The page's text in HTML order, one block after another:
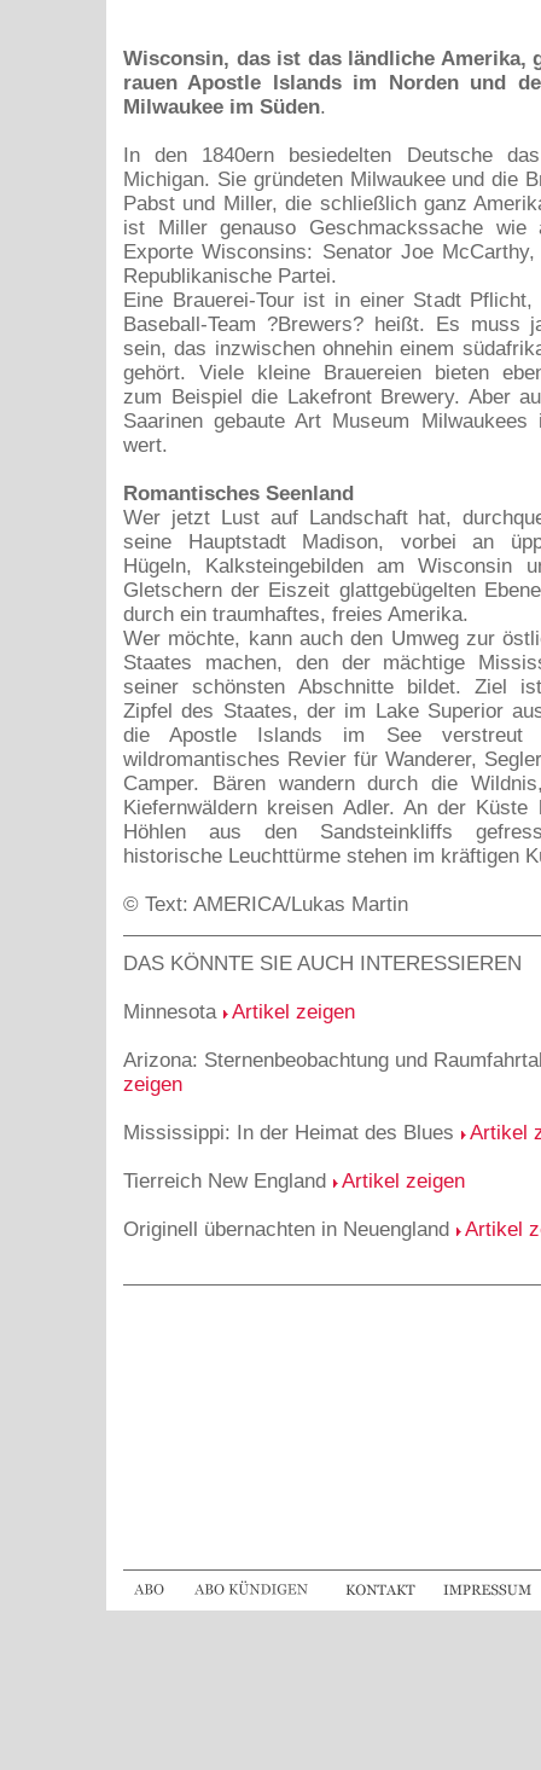
Wisconsin, das ist das ländliche Amerika,
rauen Apostle Islands im Norden und
Milwaukee im Süden.
In den 1840ern besiedelten Deutsche
Michigan. Sie gründeten Milwaukee und die
Pabst und Miller, die schließlich ganz
ist Miller genauso Geschmackssache wie
Exporte Wisconsins: Senator Joe
Republikanische Partei.
Eine Brauerei-Tour ist in einer Stadt
Baseball-Team ?Brewers? heißt. Es muss
sein, das inzwischen ohnehin einem
gehört. Viele kleine Brauereien bieten
zum Beispiel die Lakefront Brewery. Aber
Saarinen gebaute Art Museum
wert.
Romantisches Seenland
Wer jetzt Lust auf Landschaft hat,
seine Hauptstadt Madison, vorbei an
Hügeln, Kalksteingebilden am Wisconsin
Gletschern der Eiszeit glattgebügelten
durch ein traumhaftes, freies Amerika.
Wer möchte, kann auch den Umweg zur
Staates machen, den der mächtige
seiner schönsten Abschnitte bildet. Ziel
Zipfel des Staates, der im Lake Superior
die Apostle Islands im See verstreut
wildromantisches Revier für Wanderer,
Camper. Bären wandern durch die
Kiefernwäldern kreisen Adler. An der Küste
Höhlen aus den Sandsteinkliffs
historische Leuchttürme stehen im kräftigen
© Text: AMERICA/Lukas Martin
DAS KÖNNTE SIE AUCH INTERESSIEREN
Minnesota Artikel zeigen
Arizona: Sternenbeobachtung und
zeigen
Mississippi: In der Heimat des Blues Artikel
Tierreich New England Artikel zeigen
Originell übernachten in Neuengland Artikel